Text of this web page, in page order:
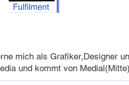
mich als Grafiker,Designer
und kommt von